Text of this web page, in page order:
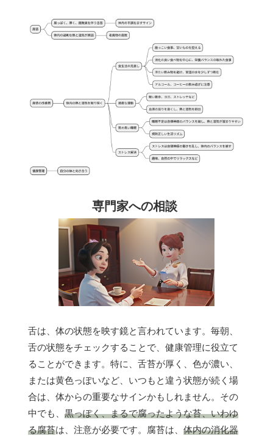
専門家への相談
舌は、体の状態を映す鏡と言われています。毎朝、
舌の状態をチェックすることで、健康管理に役立て
ることができます。特に、舌苔が厚く、色が濃い、
または黄色っぽいなど、いつもと違う状態が続く場
合は、体からの重要なサインかもしれません。その
中でも、 黒っぽく、まるで腐ったような苔、いわゆ
る腐苔は、注意が必要です。腐苔は、 体内の消化器